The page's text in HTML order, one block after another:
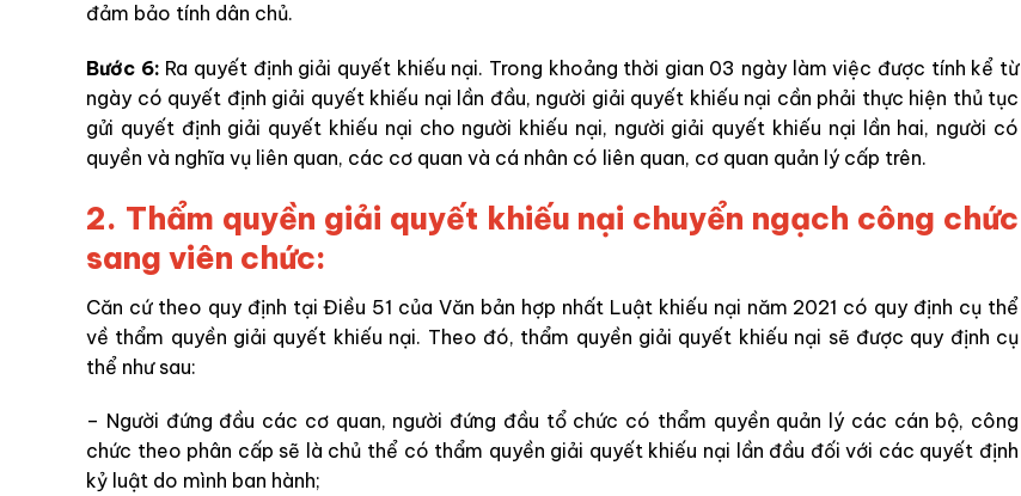
đảm bảo tính dân chủ.
Bước 6: Ra quyết định giải quyết khiếu nại. Trong khoảng thời gian 03 ngày làm việc được tính kể từ
ngày có quyết định giải quyết khiếu nại lần đầu, người giải quyết khiếu nại cần phải thực hiện thủ tục
gửi quyết định giải quyết khiếu nại cho người khiếu nại, người giải quyết khiếu nại lần hai, người có
quyền và nghĩa vụ liên quan, các cơ quan và cá nhân có liên quan, cơ quan quản lý cấp trên.
2. Thẩm quyền giải quyết khiếu nại chuyển ngạch công chức
sang viên chức:
Căn cứ theo quy định tại Điều 51 của Văn bản hợp nhất Luật khiếu nại năm 2021 có quy định cụ thể
về thẩm quyền giải quyết khiếu nại. Theo đó, thẩm quyền giải quyết khiếu nại sẽ được quy định cụ
thể như sau:
– Người đứng đầu các cơ quan, người đứng đầu tổ chức có thẩm quyền quản lý các cán bộ, công
chức theo phân cấp sẽ là chủ thể có thẩm quyền giải quyết khiếu nại lần đầu đối với các quyết định
kỷ luật do mình ban hành;